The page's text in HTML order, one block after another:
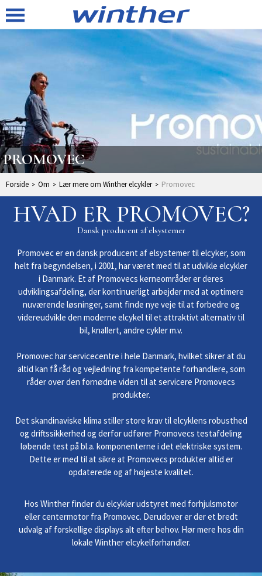
PROMOVEC
Forside Om Lær mere om Winther elcykler Promovec
HVAD ER PROMOVEC?
Dansk producent af elsystemer
Promovec er en dansk producent af elsystemer til elcyker, som
helt fra begyndelsen, i 2001, har været med til at udvikle elcykler
i Danmark. Et af Promovecs kerneområder er deres
udviklingsafdeling, der kontinuerligt arbejder med at optimere
nuværende løsninger, samt finde nye veje til at forbedre og
videreudvikle den moderne elcykel til et attraktivt alternativ til
bil, knallert, andre cykler m.v.
Promovec har servicecentre i hele Danmark, hvilket sikrer at du
altid kan få råd og vejledning fra kompetente forhandlere, som
råder over den fornødne viden til at servicere Promovecs
produkter.
Det skandinaviske klima stiller store krav til elcyklens robusthed
og driftssikkerhed og derfor udfører Promovecs testafdeling
løbende test på bl.a. komponenterne i det elektriske system.
Dette er med til at sikre at Promovecs produkter altid er
opdaterede og af højeste kvalitet.
Hos Winther finder du elcykler udstyret med forhjulsmotor
eller centermotor fra Promovec. Derudover er der et bredt
udvalg af forskellige displays alt efter behov. Hør mere hos din
lokale Winther elcykelforhandler.